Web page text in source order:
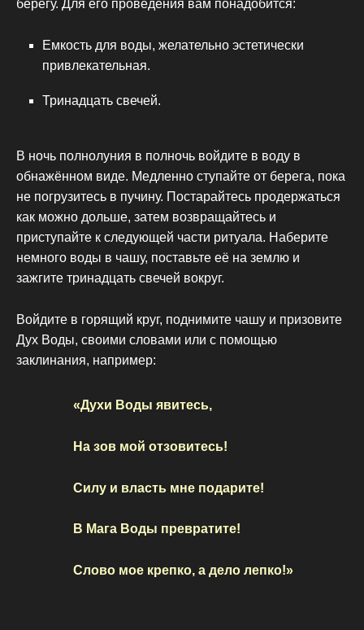
берегу. Для его проведения вам понадобится:
Емкость для воды, желательно эстетически
привлекательная.
Тринадцать свечей.
В ночь полнолуния в полночь войдите в воду в
обнажённом виде. Медленно ступайте от берега, пока
не погрузитесь в пучину. Постарайтесь продержаться
как можно дольше, затем возвращайтесь и
приступайте к следующей части ритуала. Наберите
немного воды в чашу, поставьте её на землю и
зажгите тринадцать свечей вокруг.
Войдите в горящий круг, поднимите чашу и призовите
Дух Воды, своими словами или с помощью
заклинания, например:
«Духи Воды явитесь,
На зов мой отзовитесь!
Силу и власть мне подарите!
В Мага Воды превратите!
Слово мое крепко, а дело лепко!»